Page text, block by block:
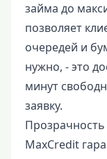
займа до
позволяет
очередей и
нужно, - это
минут
заявку.
Прозрачность
MaxCredit